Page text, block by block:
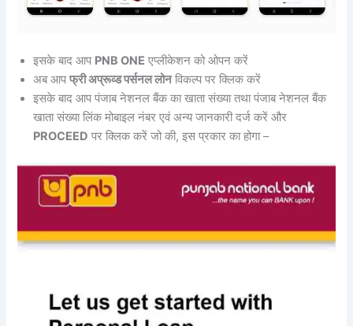
इसके बाद आप PNB ONE एप्लीकेशन को ओपन करें
अब आपफ्री अप्रूव्ड पर्सनल लोनविकल्प पर क्लिक करें
इसके बाद आप पंजाब नेशनल बैंक का खाता संख्या तथा पंजाब नेशनल बैंक
खाता संख्या लिंक मोबाइल नंबर एवं अन्य जानकारी दर्ज करें और
PROCEED पर क्लिक करें जो की, इस प्रकार का होगा –